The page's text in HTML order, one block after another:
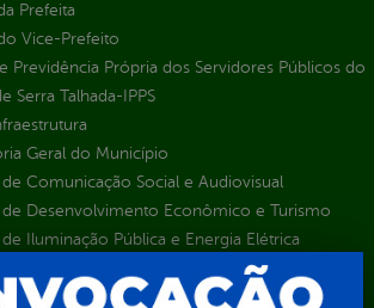
Prefeita
Vice-Prefeito
Previdência Própria dos Servidores Públicos do
Serra Talhada-IPPS
Geral do Município
de Comunicação Social e Audiovisual
de Desenvolvimento Econômico e Turismo
de Iluminação Pública e Energia Elétrica
Municipal de Administração – SAD